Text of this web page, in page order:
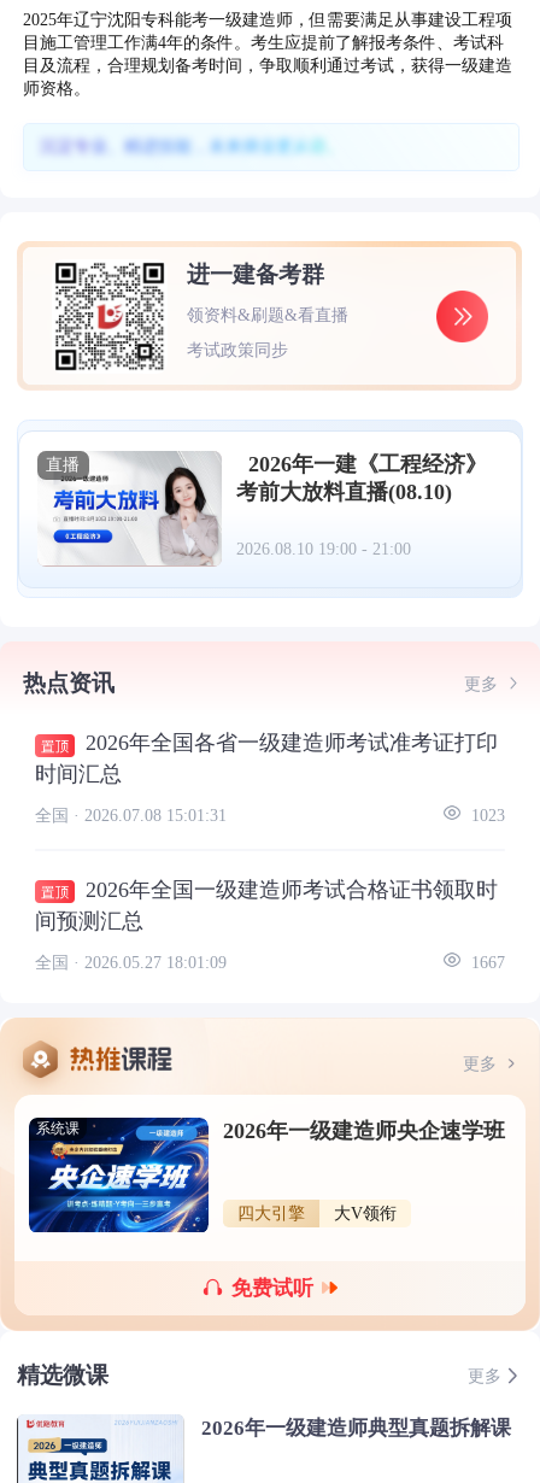
2025年辽宁沈阳专科能考一级建造师，但需要满足从事建设工程项
目施工管理工作满4年的条件。考生应提前了解报考条件、考试科
目及流程，合理规划备考时间，争取顺利通过考试，获得一级建造
师资格。
沉淀专业、精进技能，未来择业更从容。
进一建备考群
领资料&刷题&看直播
考试政策同步
直播
2026年一建《工程经济》
考前大放料直播(08.10)
2026.08.10 19:00 - 21:00
热点资讯 更多
2026年全国各省一级建造师考试准考证打印
时间汇总
全国 · 2026.07.08 15:01:31 1023
2026年全国一级建造师考试合格证书领取时
间预测汇总
全国 · 2026.05.27 18:01:09 1667
更多
系统课 2026年一级建造师央企速学班
四大引擎 大V领衔
免费试听
精选微课 更多
2026年一级建造师典型真题拆解课